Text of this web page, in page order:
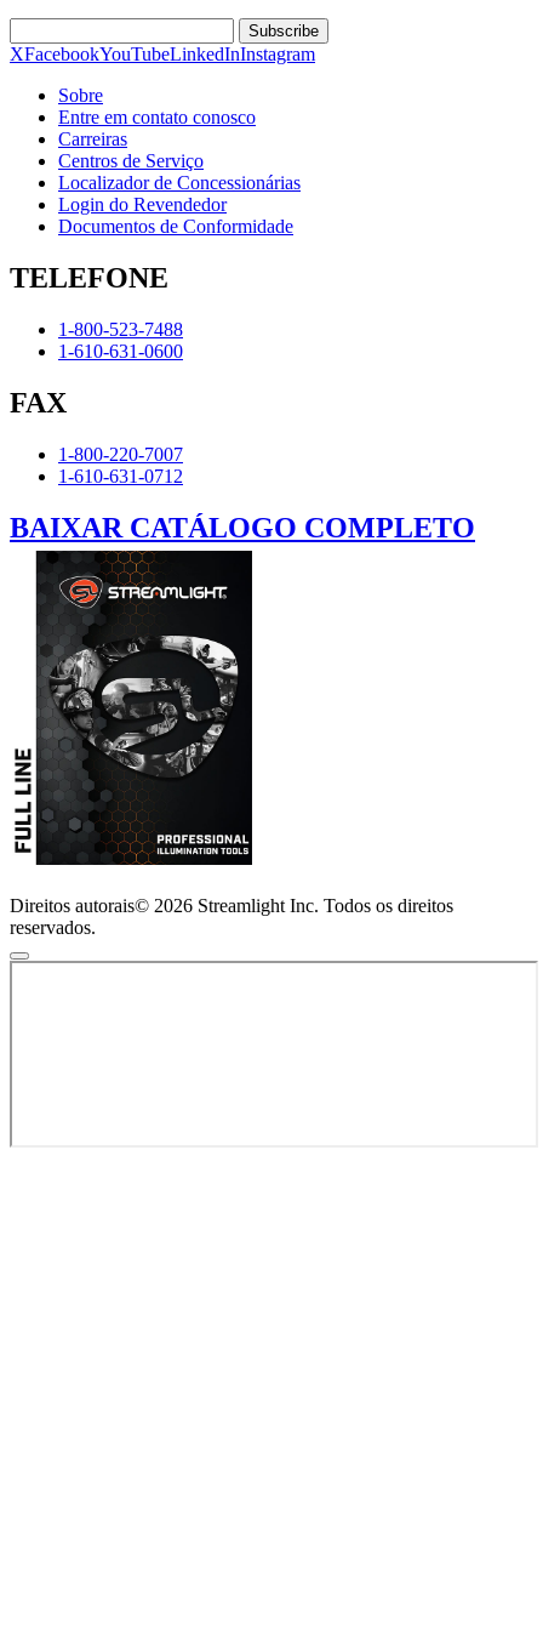
Subscribe
XFacebookYouTubeLinkedInInstagram
Sobre
Entre em contato conosco
Carreiras
Centros de Serviço
Localizador de Concessionárias
Login do Revendedor
Documentos de Conformidade
TELEFONE
1-800-523-7488
1-610-631-0600
FAX
1-800-220-7007
1-610-631-0712
BAIXAR CATÁLOGO COMPLETO
Direitos autorais© 2026 Streamlight Inc. Todos os direitos
reservados.